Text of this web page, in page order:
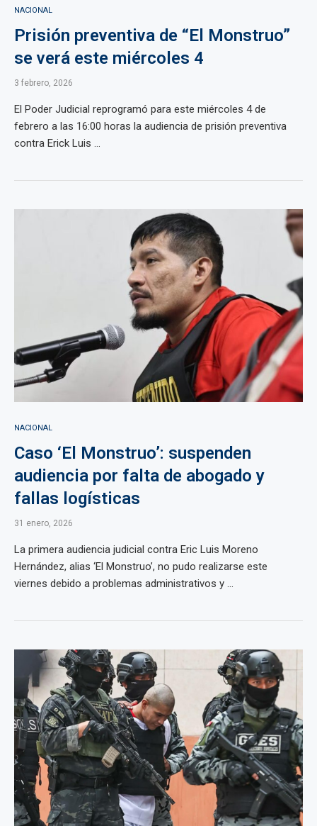
NACIONAL
Prisión preventiva de “El Monstruo”
se verá este miércoles 4
3 febrero, 2026
El Poder Judicial reprogramó para este miércoles 4 de
febrero a las 16:00 horas la audiencia de prisión preventiva
contra Erick Luis ...
NACIONAL
Caso ‘El Monstruo’: suspenden
audiencia por falta de abogado y
fallas logísticas
31 enero, 2026
La primera audiencia judicial contra Eric Luis Moreno
Hernández, alias ‘El Monstruo’, no pudo realizarse este
viernes debido a problemas administrativos y ...